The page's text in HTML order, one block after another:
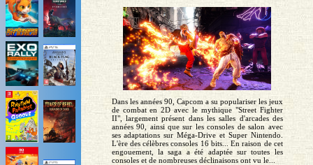
Dans les années 90, Capcom a su populariser les jeux
de combat en 2D avec le mythique "Street Fighter
II", largement présent dans les salles d'arcades des
années 90, ainsi que sur les consoles de salon avec
ses adaptations sur Méga-Drive et Super Nintendo.
L'ère des célèbres consoles 16 bits... En raison de cet
engouement, la saga a été adaptée sur toutes les
consoles et de nombreuses déclinaisons ont vu le...